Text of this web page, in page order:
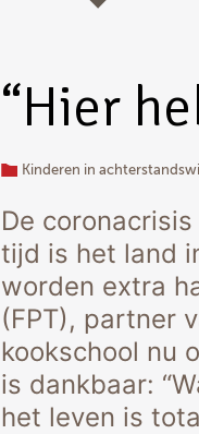
“Hier
Kinderen in
De
tijd is het land
worden extra
(FPT), partner
kookschool nu
is dankbaar:
het leven is